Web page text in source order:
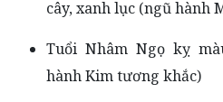
cây, xanh lục (ngũ hành
Tuổi Nhâm Ngọ kỵ
hành Kim tương khắc)